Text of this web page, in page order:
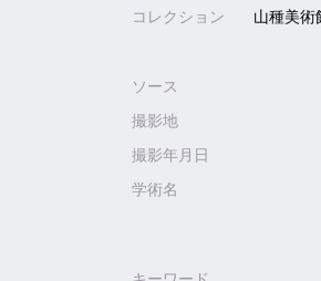
コレクション 山種美術
ソース
撮影地
撮影年月日
学術名